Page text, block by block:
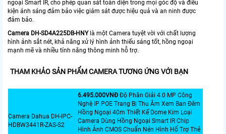
ngoại Smart IR, cho phép quan sát toàn diện trong mọi góc độ và điều
kiện ánh sáng đảm bảo việc giám sát được hiệu quả và an ninh được
đảm bảo.
Camera DH-SD4A225DB-HNYlà một Camera tuyệt vời với chất lượng
hình ảnh sắt nét, khả năng xử lý hình ảnh thiếu sáng tốt, hồng ngoại
mạnh mẽ và nhiều tính năng thông minh hỗ trợ.
THAM KHẢO SẢN PHẨM CAMERA TƯƠNG ỨNG VỚI BẠN
Camera Dahua DH-IPC-
HDBW3441R-ZAS-S2
6.495.000VNÐ Độ Phân Giải 4.0 MP Công
Nghệ IP POE Trang Bị Thu Âm Xem Ban Đêm
Hồng Ngoại 40m Thiết Kế Dome Kim Loại
Camera Dùng Hồng Ngoại Smart IR Chip
Hình Ảnh CMOS Chuẩn Nén Hình Hổ Trợ Thẻ